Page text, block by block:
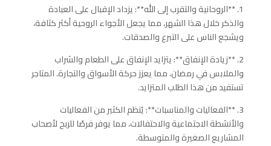
1. **الروحانية والتقرب إلى الله**: يزداد الإقبال على العبادة
والذكر خلال هذا الشهر، مما يجعل الأجواء الروحية أكثر كثافة،
ويشجع الناس على التبرع والصدقات.
2. **زيادة الإنفاق**: يتزايد الإنفاق على الطعام والشراب
والملابس في رمضان، مما يعزز حركة الأسواق والتجارة. المتاجر
تستفيد من هذا الطلب المتزايد.
3. **الفعاليات والمناسبات**: يُنظم الكثير من الفعاليات
والأنشطة الاجتماعية والاحتفالات، مما يوفر فرصًا للربح لأصحاب
المشاريع الصغيرة والمتوسطة.